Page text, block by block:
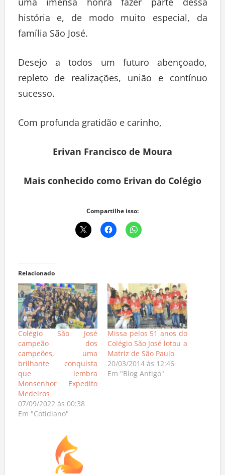
uma imensa honra fazer parte dessa
história e, de modo muito especial, da
família São José.
Desejo a todos um futuro abençoado,
repleto de realizações, união e contínuo
sucesso.
Com profunda gratidão e carinho,
Erivan Francisco de Moura
Mais conhecido como Erivan do Colégio
Compartilhe isso:
Relacionado
Colégio São José
campeão dos
campeões, uma
brilhante conquista
que lembra
Monsenhor Expedito
Medeiros
07/09/2022 às 00:38
Em "Cotidiano"
Missa pelos 51 anos do
Colégio São José lotou a
Matriz de São Paulo
20/03/2014 às 12:46
Em "Blog Antigo"